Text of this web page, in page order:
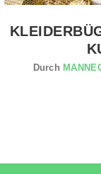
Durch